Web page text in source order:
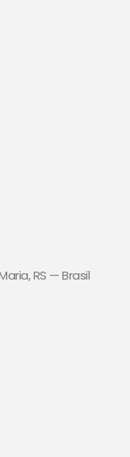
RS — Brasil